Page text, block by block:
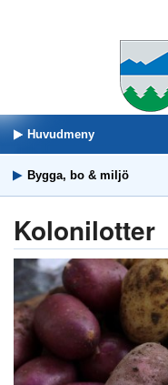
Huvudmeny
Bygga, bo & miljö
Kolonilotter